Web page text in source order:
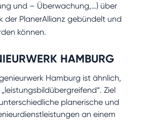
und – Überwachung,…) über
der PlanerAllianz gebündelt und
können.
HAMBURG
Hamburg ist ähnlich,
Ziel
planerische und
an einem